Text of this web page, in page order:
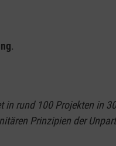
.
rund 100 Projekten in
Prinzipien der